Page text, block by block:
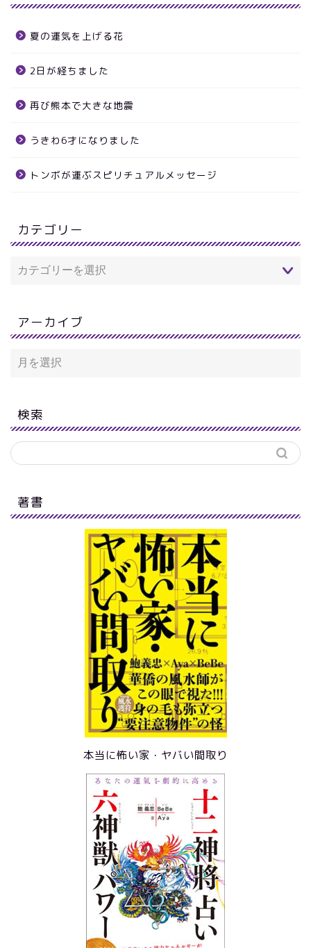
夏の運気を上げる花
2日が経ちました
再び熊本で大きな地震
うきわ6才になりました
トンボが運ぶスピリチュアルメッセージ
カテゴリー
アーカイブ
検索
著書
本当に怖い家・ヤバい間取り